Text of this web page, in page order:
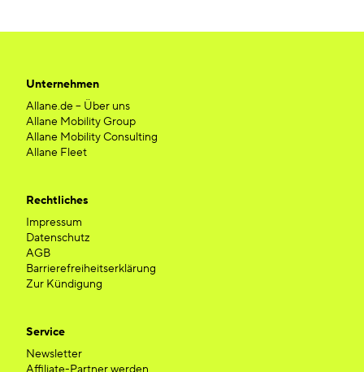
Unternehmen
Allane.de – Über uns
Allane Mobility Group
Allane Mobility Consulting
Allane Fleet
Rechtliches
Impressum
Datenschutz
AGB
Barrierefreiheitserklärung
Zur Kündigung
Service
Newsletter